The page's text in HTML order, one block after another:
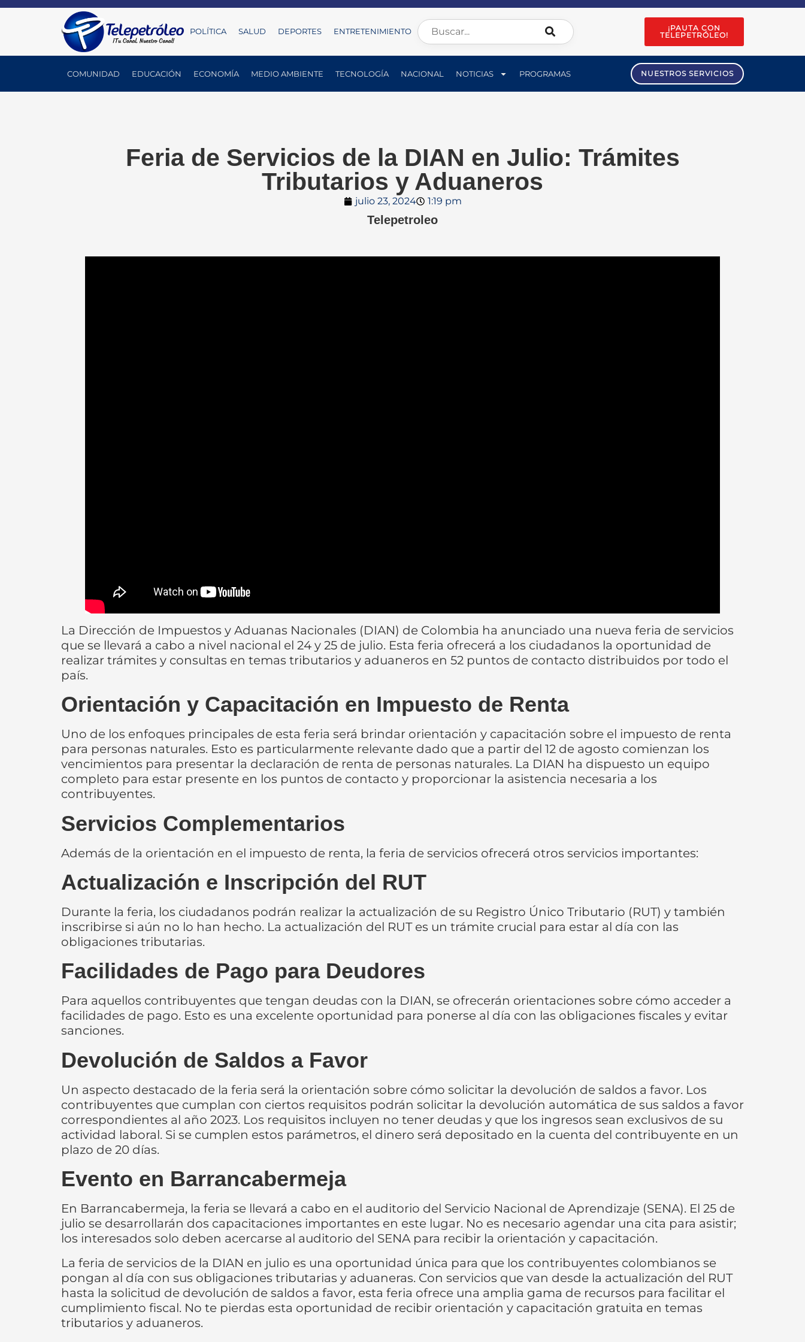
POLÍTICA SALUD DEPORTES ENTRETENIMIENTO
¡PAUTA CON
TELEPETRÓLEO!
COMUNIDAD EDUCACIÓN ECONOMÍA MEDIO AMBIENTE TECNOLOGÍA NACIONAL NOTICIAS PROGRAMAS NUESTROS SERVICIOS
Feria de Servicios de la DIAN en Julio: Trámites
Tributarios y Aduaneros
julio 23, 2024 1:19 pm
Telepetroleo
La Dirección de Impuestos y Aduanas Nacionales (DIAN) de Colombia ha anunciado una nueva feria de servicios
que se llevará a cabo a nivel nacional el 24 y 25 de julio. Esta feria ofrecerá a los ciudadanos la oportunidad de
realizar trámites y consultas en temas tributarios y aduaneros en 52 puntos de contacto distribuidos por todo el
país.
Orientación y Capacitación en Impuesto de Renta
Uno de los enfoques principales de esta feria será brindar orientación y capacitación sobre el impuesto de renta
para personas naturales. Esto es particularmente relevante dado que a partir del 12 de agosto comienzan los
vencimientos para presentar la declaración de renta de personas naturales. La DIAN ha dispuesto un equipo
completo para estar presente en los puntos de contacto y proporcionar la asistencia necesaria a los
contribuyentes.
Servicios Complementarios
Además de la orientación en el impuesto de renta, la feria de servicios ofrecerá otros servicios importantes:
Actualización e Inscripción del RUT
Durante la feria, los ciudadanos podrán realizar la actualización de su Registro Único Tributario (RUT) y también
inscribirse si aún no lo han hecho. La actualización del RUT es un trámite crucial para estar al día con las
obligaciones tributarias.
Facilidades de Pago para Deudores
Para aquellos contribuyentes que tengan deudas con la DIAN, se ofrecerán orientaciones sobre cómo acceder a
facilidades de pago. Esto es una excelente oportunidad para ponerse al día con las obligaciones fiscales y evitar
sanciones.
Devolución de Saldos a Favor
Un aspecto destacado de la feria será la orientación sobre cómo solicitar la devolución de saldos a favor. Los
contribuyentes que cumplan con ciertos requisitos podrán solicitar la devolución automática de sus saldos a favor
correspondientes al año 2023. Los requisitos incluyen no tener deudas y que los ingresos sean exclusivos de su
actividad laboral. Si se cumplen estos parámetros, el dinero será depositado en la cuenta del contribuyente en un
plazo de 20 días.
Evento en Barrancabermeja
En Barrancabermeja, la feria se llevará a cabo en el auditorio del Servicio Nacional de Aprendizaje (SENA). El 25 de
julio se desarrollarán dos capacitaciones importantes en este lugar. No es necesario agendar una cita para asistir;
los interesados solo deben acercarse al auditorio del SENA para recibir la orientación y capacitación.
La feria de servicios de la DIAN en julio es una oportunidad única para que los contribuyentes colombianos se
pongan al día con sus obligaciones tributarias y aduaneras. Con servicios que van desde la actualización del RUT
hasta la solicitud de devolución de saldos a favor, esta feria ofrece una amplia gama de recursos para facilitar el
cumplimiento fiscal. No te pierdas esta oportunidad de recibir orientación y capacitación gratuita en temas
tributarios y aduaneros.